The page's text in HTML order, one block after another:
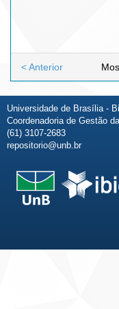
< Anterior
Universidade de Brasília -
Coordenadoria de Gestão
(61) 3107-2683
repositorio@unb.br